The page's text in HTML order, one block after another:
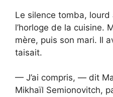
Le silence tomba, lourd
l’horloge de la cuisine.
mère, puis son mari. Il
taisait.
— J’ai compris, — dit
Mikhaïl Semionovitch,